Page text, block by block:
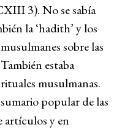
3). No se sabía
la ‘hadith’ y los
sobre las
estaba
musulmanas.
popular de las
artículos y en